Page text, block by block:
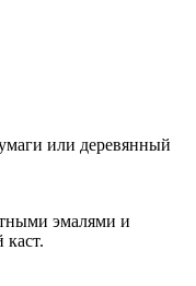
или деревянный
эмалями и
каст.